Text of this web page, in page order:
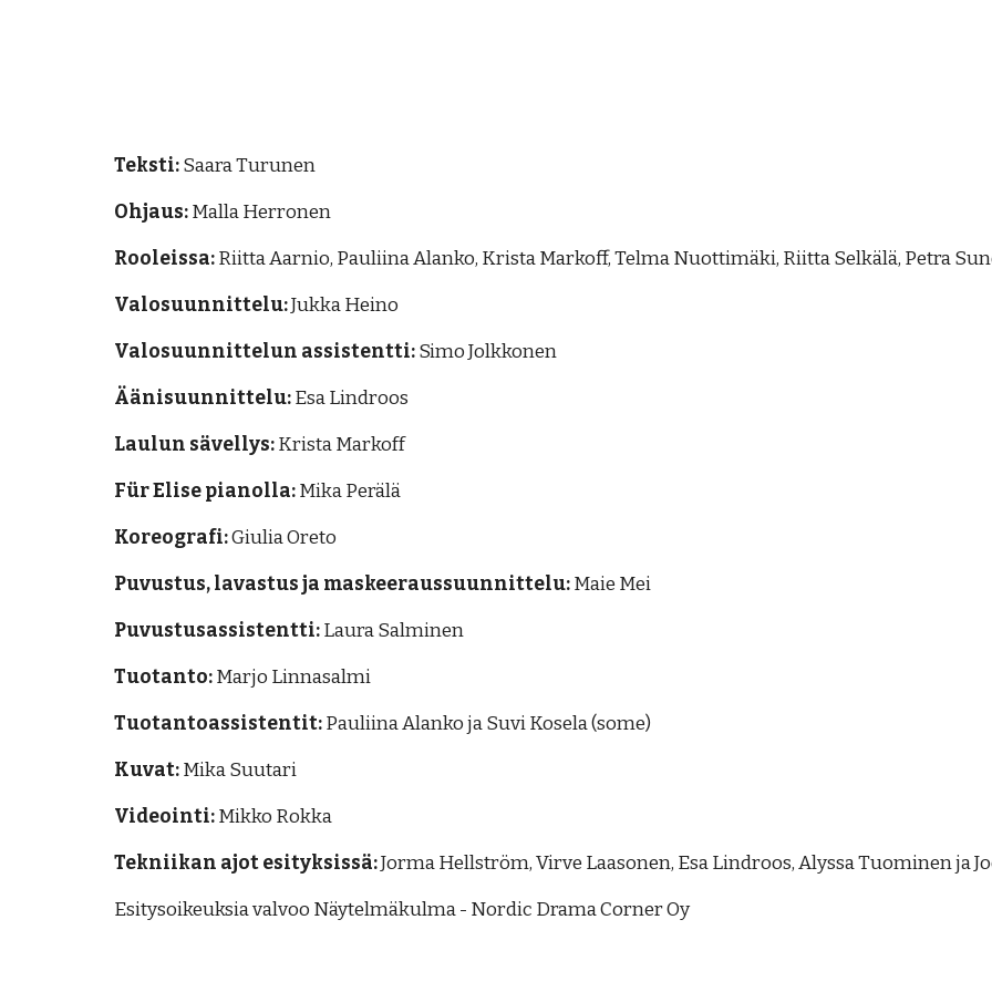
Teksti:Saara Turunen
Ohjaus:Malla Herronen
Rooleissa:Riitta Aarnio, Pauliina Alanko, Krista Markoff, Telma Nuottimäki, Riitta Selkälä, Petra
Valosuunnittelu:Jukka Heino
Valosuunnittelun assistentti:Simo Jolkkonen
Äänisuunnittelu:Esa Lindroos
Laulun sävellys:Krista Markoff
Für Elise pianolla:Mika Perälä
Koreografi:Giulia Oreto
Puvustus, lavastus ja maskeeraussuunnittelu:Maie Mei
Puvustusassistentti:Laura Salminen
Tuotanto:Marjo Linnasalmi
Tuotantoassistentit:Pauliina Alanko ja Suvi Kosela (some)
Kuvat:Mika Suutari
Videointi:Mikko Rokka
Tekniikan ajot esityksissä:Jorma Hellström, Virve Laasonen, Esa Lindroos, Alyssa Tuominen ja
Esitysoikeuksia valvoo Näytelmäkulma - Nordic Drama Corner Oy